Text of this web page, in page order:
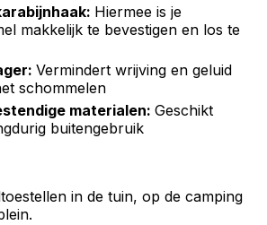
Hiermee is je
makkelijk te bevestigen en los te
Vermindert wrijving en geluid
schommelen
materialen:Geschikt
buitengebruik
in de tuin, op de camping